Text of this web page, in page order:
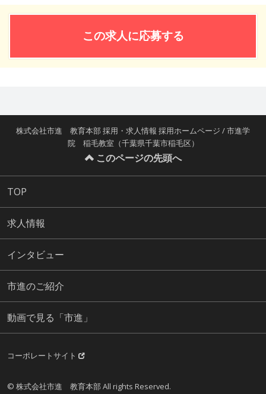
この求人に応募する
株式会社市進 教育本部 採用・求人情報 採用ホームページ / 市進学
院 稲毛教室（千葉県千葉市稲毛区）
このページの先頭へ
TOP
求人情報
インタビュー
市進のご紹介
動画で見る「市進」
コーポレートサイト
© 株式会社市進 教育本部 All rights Reserved.